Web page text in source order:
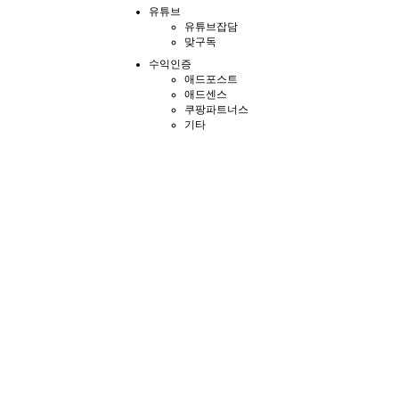
유튜브
유튜브잡담
맞구독
수익인증
애드포스트
애드센스
쿠팡파트너스
기타